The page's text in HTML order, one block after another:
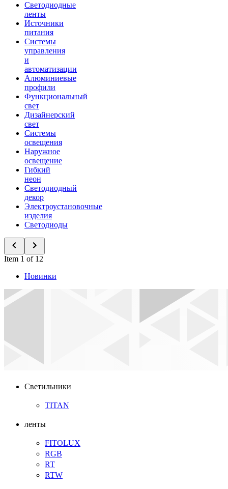
Светодиодные
ленты
Источники
питания
Системы
управления
и
автоматизации
Алюминиевые
профили
Функциональный
свет
Дизайнерский
свет
Системы
освещения
Наружное
освещение
Гибкий
неон
Светодиодный
декор
Электроустановочные
изделия
Светодиоды
Item 1 of 12
Новинки
Светильники
TITAN
ленты
FITOLUX
RGB
RT
RTW